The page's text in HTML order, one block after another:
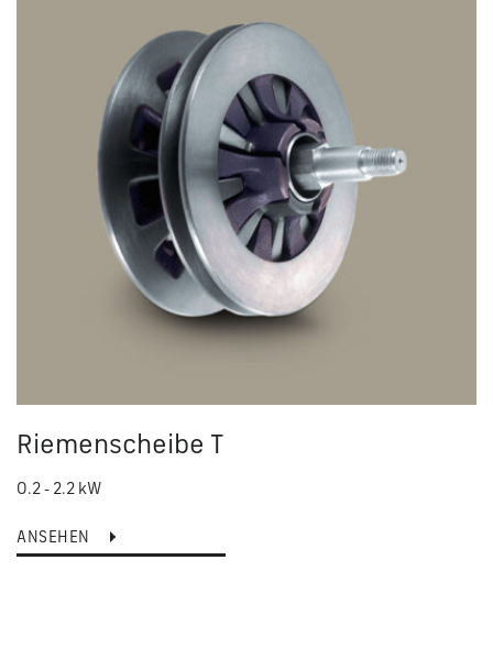
Riemenscheibe T
0.2 - 2.2 kW
ANSEHEN